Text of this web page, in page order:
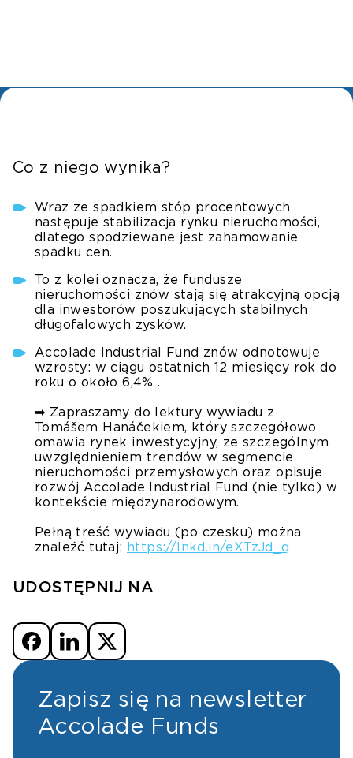
Co z niego wynika?
Wraz ze spadkiem stóp procentowych
następuje stabilizacja rynku nieruchomości,
dlatego spodziewane jest zahamowanie
spadku cen.
To z kolei oznacza, że fundusze
nieruchomości znów stają się atrakcyjną opcją
dla inwestorów poszukujących stabilnych
długofalowych zysków.
Accolade Industrial Fund znów odnotowuje
wzrosty: w ciągu ostatnich 12 miesięcy rok do
roku o około 6,4% .
➡ Zapraszamy do lektury wywiadu z
Tomášem Hanáčekiem, który szczegółowo
omawia rynek inwestycyjny, ze szczególnym
uwzględnieniem trendów w segmencie
nieruchomości przemysłowych oraz opisuje
rozwój Accolade Industrial Fund (nie tylko) w
kontekście międzynarodowym.
Pełną treść wywiadu (po czesku) można
znaleźć tutaj: https://lnkd.in/eXTzJd_q
Zapisz się na newsletter
Accolade Funds
UDOSTĘPNIJ NA